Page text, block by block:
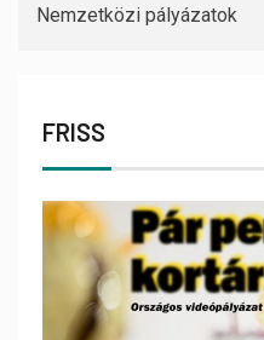
Nemzetközi pályázatok
FRISS